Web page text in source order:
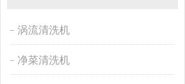
涡流清洗机
净菜清洗机